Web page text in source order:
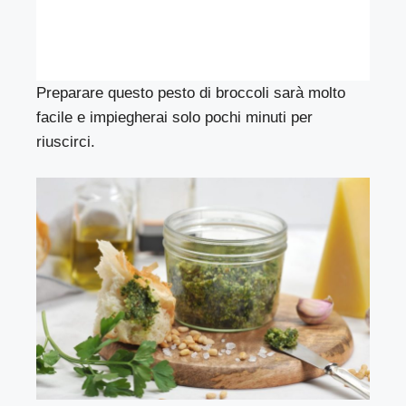
Preparare questo pesto di broccoli sarà molto
facile e impiegherai solo pochi minuti per
riuscirci.